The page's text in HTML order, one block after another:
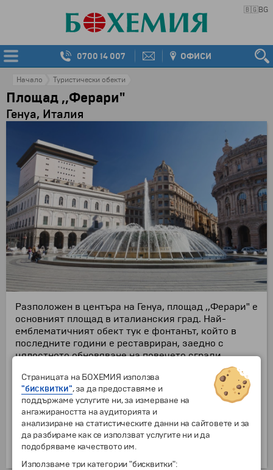
🇧🇬BG
0700 14 007 ОФИСИ
Начало Туристически обекти
Площад ,,Ферари"
Генуа, Италия
Разположен в центъра на Генуа, площад ,,Ферари" е
основният площад в италианския град. Най-
емблематичният обект тук е фонтанът, който в
последните години е реставриран, заедно с
цялостното обновяване на повечето сгради.
На площада са разположени някои от интересните
забележителности в града, като операта „Театро
Карло Феличе“, Дворецът на Дожите, къщата на
Христофор Колумб и други. Тук се намира и
седалището на регион Лигурия, сградата на
Стоковата борса, построена през 1912г, както и
дворецът на Рафаеле Луиджи де Ферари, дюк на
Галиера, на когото е наречен и площадът.
Страницата на БОХЕМИЯ използва
"бисквитки", за да предоставяме и
поддържаме услугите ни, за измерване на
ангажираността на аудиторията и
анализиране на статистическите данни на сайтовете и за
да разбираме как се използват услугите ни и да
подобряваме качеството им.
Използваме три категории "бисквитки":